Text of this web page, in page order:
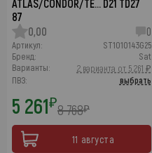
ATLAS/CONDOR/TE… D21 TD27
87
0,00
0
Артикул:
ST1010143G25
Бренд:
Sat
Варианты:
2 варианта от 5 261 ₽
ПВЗ:
выбрать
5 261₽8 768₽
11 августа